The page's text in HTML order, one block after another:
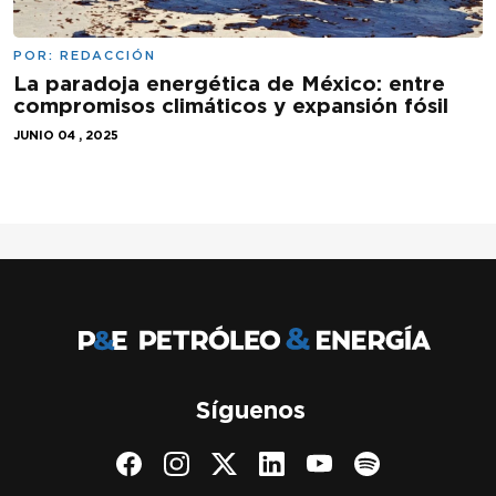
POR: REDACCIÓN
La paradoja energética de México: entre
compromisos climáticos y expansión fósil
JUNIO 04 , 2025
Síguenos